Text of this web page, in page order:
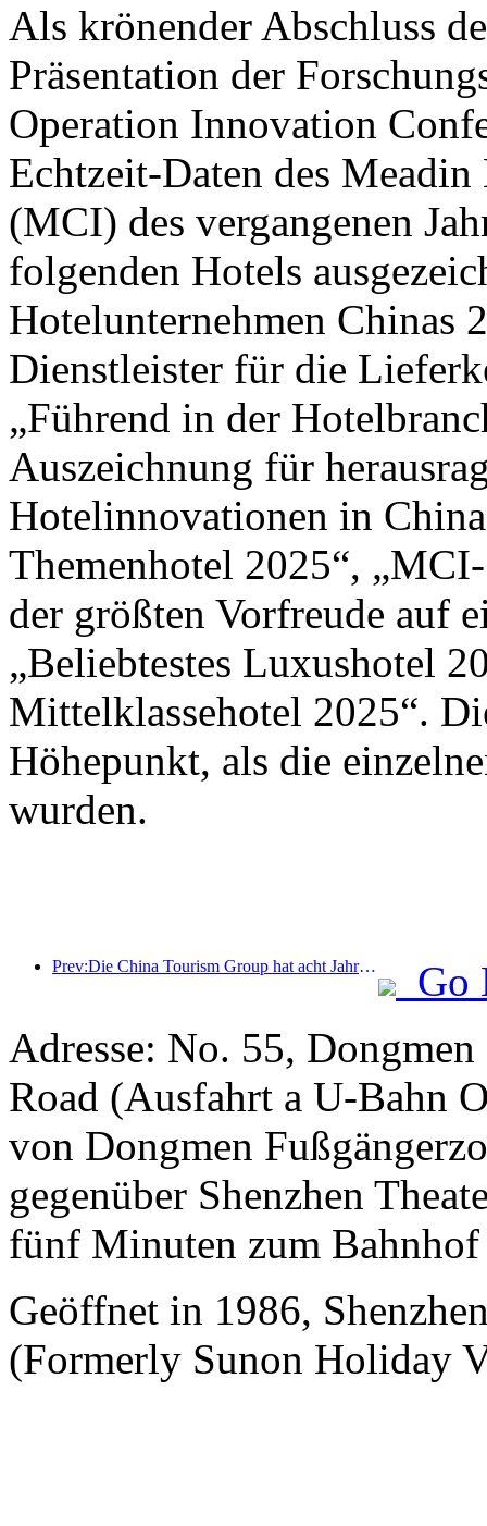
Als krönender Abschluss
Präsentation der
Operation Innovation
Echtzeit-Daten des
(MCI) des vergangenen
folgenden Hotels
Hotelunternehmen Chinas
Dienstleister für die
„Führend in der
Auszeichnung für
Hotelinnovationen in
Themenhotel 2025“,
der größten Vorfreude auf
„Beliebtestes Luxushotel
Mittelklassehotel 2025“.
Höhepunkt, als die
wurden.
Prev:Die China Tourism Group hat acht Jahre in Folge an der China International Import Expo teilgenommen und dabei Verträge im Wert von über einer Milliarde US-Dollar abgeschlossen.
Go
Adresse: No. 55,
Road (Ausfahrt a U-Bahn
von Dongmen
gegenüber Shenzhen
fünf Minuten zum
Geöffnet in 1986,
(Formerly Sunon Holiday